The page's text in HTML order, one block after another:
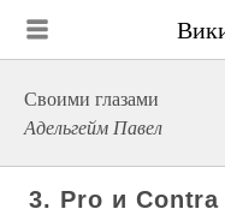
Своими глазами
Адельгейм Павел
3. Pro и Contra